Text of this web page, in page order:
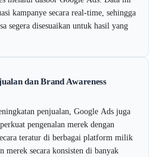
kampanye secara real-time, sehingga
segera disesuaikan untuk hasil yang
dan Brand Awareness
penjualan, Google Ads juga
pengenalan merek dengan
teratur di berbagai platform milik
merek secara konsisten di banyak